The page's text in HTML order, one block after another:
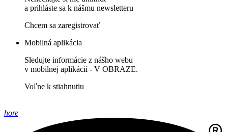
a prihláste sa k nášmu newsletteru
Chcem sa zaregistrovať
Mobilná aplikácia
Sledujte informácie z nášho webu
v mobilnej aplikácií - V OBRAZE.
Voľne k stiahnutiu
hore